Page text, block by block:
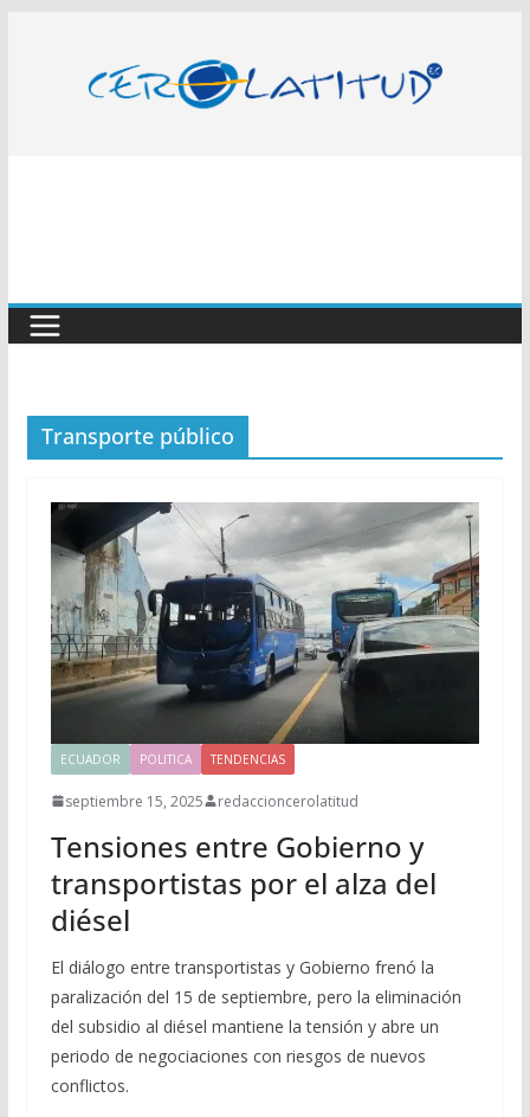
contenido
Transporte público
ECUADOR POLITICA TENDENCIAS
septiembre 15, 2025 redaccioncerolatitud
Tensiones entre Gobierno y
transportistas por el alza del
diésel
El diálogo entre transportistas y Gobierno frenó la
paralización del 15 de septiembre, pero la eliminación
del subsidio al diésel mantiene la tensión y abre un
periodo de negociaciones con riesgos de nuevos
conflictos.